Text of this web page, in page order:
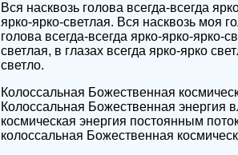
Вся насквозь голова всегда-всегда
ярко-ярко-светлая. Вся насквозь моя
голова всегда-всегда ярко-ярко-ярко-
светлая, в глазах всегда ярко-ярко
светло.
Колоссальная Божественная
Колоссальная Божественная энергия
космическая энергия постоянным
колоссальная Божественная